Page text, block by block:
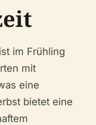
im Frühling
mit
eine
bietet eine